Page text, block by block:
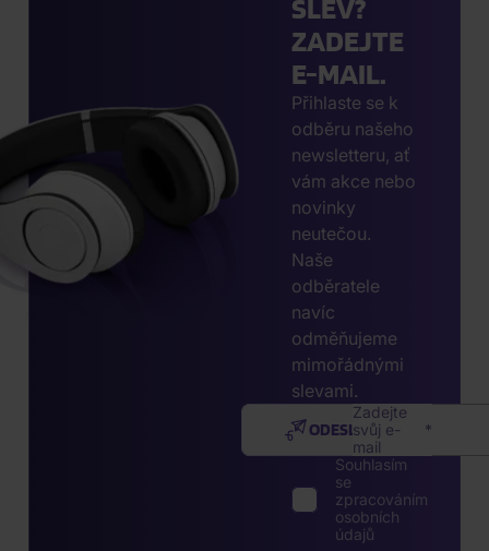
SLEV?
ZADEJTE
E-MAIL.
Přihlaste se k
odběru našeho
newsletteru, ať
vám akce nebo
novinky
neutečou.
Naše
odběratele
navíc
odměňujeme
mimořádnými
slevami.
Zadejte
svůj e-
mail
ODESLAT
Souhlasím
se
zpracováním
osobních
údajů